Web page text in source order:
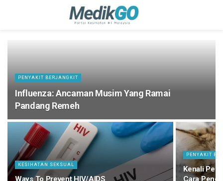
PENYAKIT BERJANGKIT
Influenza: Ancaman Musim Yang Ramai
Pandang Remeh
KESIHATAN SEKSUAL
Ways To Prevent HIV/AIDS
PENYAKIT
Kenali
Cara